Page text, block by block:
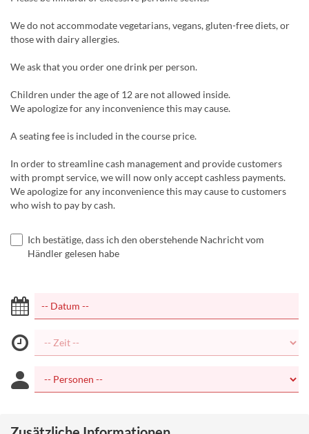
We do not accommodate vegetarians, vegans, gluten-free diets, or
those with dairy allergies.
We ask that you order one drink per person.
Children under the age of 12 are not allowed inside.
We apologize for any inconvenience this may cause.
A seating fee is included in the course price.
In order to streamline cash management and provide customers
with prompt service, we will now only accept cashless payments.
We apologize for any inconvenience this may cause to customers
who wish to pay by cash.
Ich bestätige, dass ich den oberstehende Nachricht vom
Händler gelesen habe